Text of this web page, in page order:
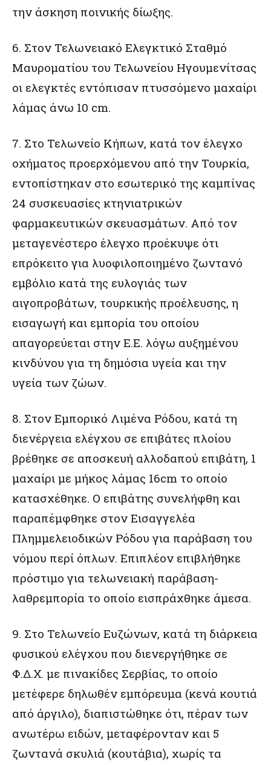
την άσκηση ποινικής δίωξης.
6. Στον Τελωνειακό Ελεγκτικό Σταθμό
Μαυροματίου του Τελωνείου Ηγουμενίτσας
οι ελεγκτές εντόπισαν πτυσσόμενο μαχαίρι
λάμας άνω 10 cm.
7. Στο Τελωνείο Κήπων, κατά τον έλεγχο
οχήματος προερχόμενου από την Τουρκία,
εντοπίστηκαν στο εσωτερικό της καμπίνας
24 συσκευασίες κτηνιατρικών
φαρμακευτικών σκευασμάτων. Από τον
μεταγενέστερο έλεγχο προέκυψε ότι
επρόκειτο για λυοφιλοποιημένο ζωντανό
εμβόλιο κατά της ευλογιάς των
αιγοπροβάτων, τουρκικής προέλευσης, η
εισαγωγή και εμπορία του οποίου
απαγορεύεται στην Ε.Ε. λόγω αυξημένου
κινδύνου για τη δημόσια υγεία και την
υγεία των ζώων.
8. Στον Εμπορικό Λιμένα Ρόδου, κατά τη
διενέργεια ελέγχου σε επιβάτες πλοίου
βρέθηκε σε αποσκευή αλλοδαπού επιβάτη, 1
μαχαίρι με μήκος λάμας 16cm το οποίο
κατασχέθηκε. Ο επιβάτης συνελήφθη και
παραπέμφθηκε στον Εισαγγελέα
Πλημμελειοδικών Ρόδου για παράβαση του
νόμου περί όπλων. Επιπλέον επιβλήθηκε
πρόστιμο για τελωνειακή παράβαση-
λαθρεμπορία το οποίο εισπράχθηκε άμεσα.
9. Στο Τελωνείο Ευζώνων, κατά τη διάρκεια
φυσικού ελέγχου που διενεργήθηκε σε
Φ.Δ.Χ. με πινακίδες Σερβίας, το οποίο
μετέφερε δηλωθέν εμπόρευμα (κενά κουτιά
από άργιλο), διαπιστώθηκε ότι, πέραν των
ανωτέρω ειδών, μεταφέρονταν και 5
ζωντανά σκυλιά (κουτάβια), χωρίς τα